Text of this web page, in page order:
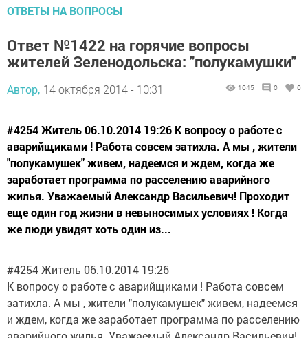
ОТВЕТЫ НА ВОПРОСЫ
Ответ №1422 на горячие вопросы
жителей Зеленодольска: "полукамушки"
Автор, 14 октября 2014 - 10:31 1045 0 0
#4254 Житель 06.10.2014 19:26 К вопросу о работе с
аварийщиками ! Работа совсем затихла. А мы , жители
"полукамушек" живем, надеемся и ждем, когда же
заработает программа по расселению аварийного
жилья. Уважаемый Александр Васильевич! Проходит
еще один год жизни в невыносимых условиях ! Когда
же люди увидят хоть один из...
#4254 Житель 06.10.2014 19:26
К вопросу о работе с аварийщиками ! Работа совсем
затихла. А мы , жители "полукамушек" живем, надеемся
и ждем, когда же заработает программа по расселению